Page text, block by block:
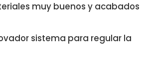
muy buenos y acabados
sistema para regular la